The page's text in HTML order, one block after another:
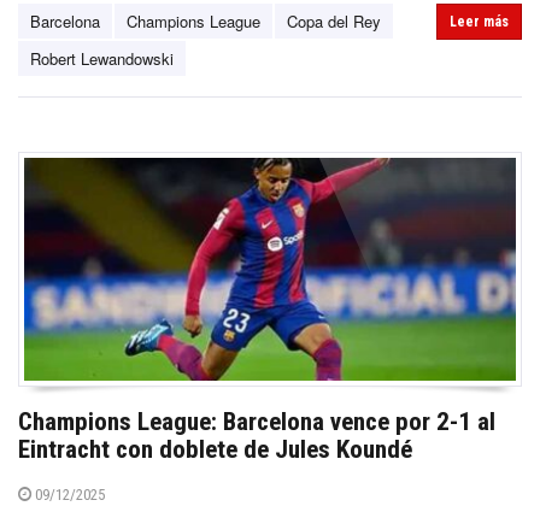
Barcelona Champions League
Copa del Rey
Robert Lewandowski
Leer más
Champions League: Barcelona vence por 2-1 al
Eintracht con doblete de Jules Koundé
09/12/2025